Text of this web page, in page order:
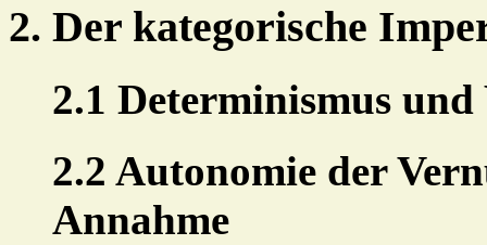
2. Der kategorische
2.1 Determinismus
2.2 Autonomie der
Annahme